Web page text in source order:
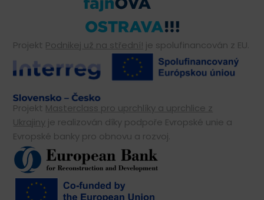
Projekt Podnikej už na střední! je spolufinancován z EU.
Projekt Masterclass pro uprchlíky a uprchlice z
Ukrajiny je realizován díky podpoře Evropské unie a
Evropské banky pro obnovu a rozvoj.